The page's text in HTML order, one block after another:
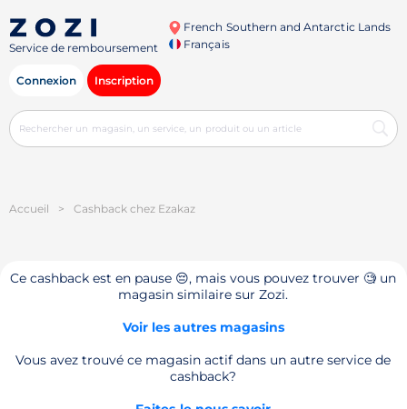
Service de remboursement
French Southern and Antarctic Lands
Français
Connexion Inscription
Accueil > Cashback chez Ezakaz
Ce cashback est en pause 😔, mais vous pouvez trouver 🧐 un
magasin similaire sur Zozi.
Voir les autres magasins
Vous avez trouvé ce magasin actif dans un autre service de
cashback?